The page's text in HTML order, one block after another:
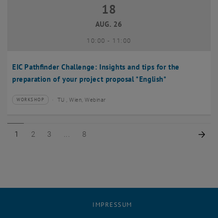
EIC Pathfinder Challenge: Insights and tips for the
preparation of your project proposal *English*
18 August 2026
18
AUG. 26
10:00- bis
11:00
Veranstaltungstyp:
WORKSHOP
Veranstaltungsort:TU , Wien, Webinar
Seite 1 von 8
1 Seite 2 von 8
2 Seite 3 von 8
3 Seite 8 von 8
8
IMPRESSUM